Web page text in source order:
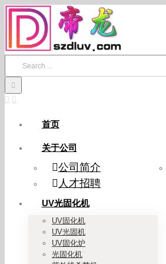
Skip
content
首页
关于公司
公司简介
人才招聘
UV光固化机
UV固化机
UV光固机
UV固化炉
光固化机